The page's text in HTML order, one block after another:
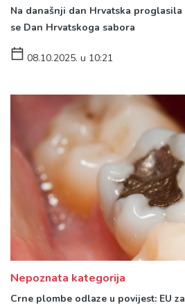
Na današnji dan Hrvatska
se Dan Hrvatskoga sabora
08.10.2025. u 10:21
Nepoznata kategorija
Crne plombe odlaze u povijest: EU